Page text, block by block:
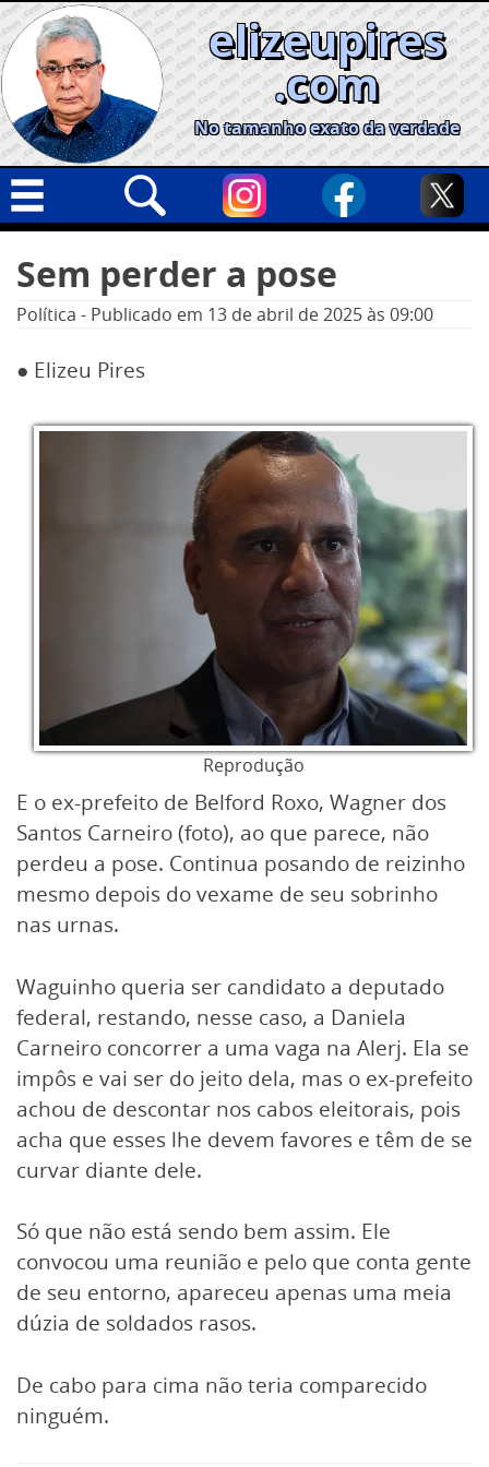
Skip
to
content
elizeupires
.com
No tamanho exato da verdade
Geral
Cidades
Política
por:
Sem perder a pose
Política - Publicado em 13 de abril de 2025às 09:00
● Elizeu Pires
Reprodução
E o ex-prefeito de Belford Roxo, Wagner dos
Santos Carneiro (foto), ao que parece, não
perdeu a pose. Continua posando de reizinho
mesmo depois do vexame de seu sobrinho
nas urnas.
Waguinho queria ser candidato a deputado
federal, restando, nesse caso, a Daniela
Carneiro concorrer a uma vaga na Alerj. Ela se
impôs e vai ser do jeito dela, mas o ex-prefeito
achou de descontar nos cabos eleitorais, pois
acha que esses lhe devem favores e têm de se
curvar diante dele.
Só que não está sendo bem assim. Ele
convocou uma reunião e pelo que conta gente
de seu entorno, apareceu apenas uma meia
dúzia de soldados rasos.
De cabo para cima não teria comparecido
ninguém.